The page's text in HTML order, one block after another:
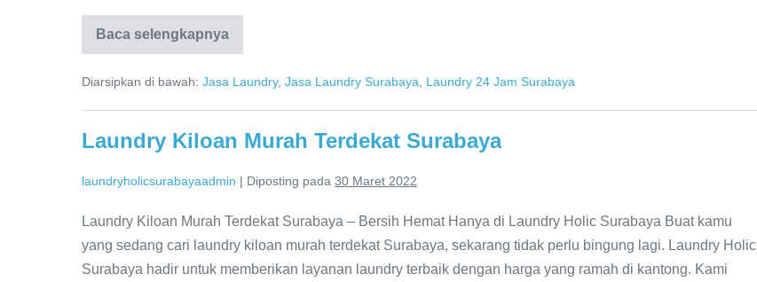
Baca selengkapnya
Terdekat
Surabaya,
3133,
Laundry
Surabaya
Diarsipkan di bawah: Jasa Laundry, Jasa Laundry Surabaya Laundry 24 Jam Surabaya
Laundry Kiloan Murah Terdekat Surabaya
laundryholicsurabayaadmin | Diposting pada 30 Maret 2022
Laundry Kiloan Murah Terdekat Surabaya – Bersih Hemat Hanya di Laundry Holic Surabaya Buat kamu
yang sedang cari laundry kiloan murah terdekat Surabaya, sekarang tidak perlu bingung lagi. Laundry Holic
Surabaya hadir untuk memberikan layanan laundry terbaik dengan harga yang ramah di kantong. Kami